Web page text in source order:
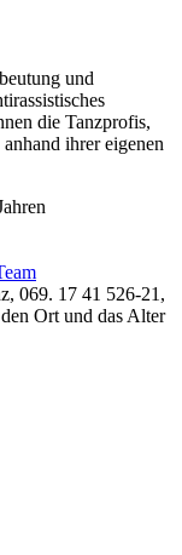
und
die Tanzprofis,
ihrer eigenen
069. 17 41 526-21,
Ort und das Alter